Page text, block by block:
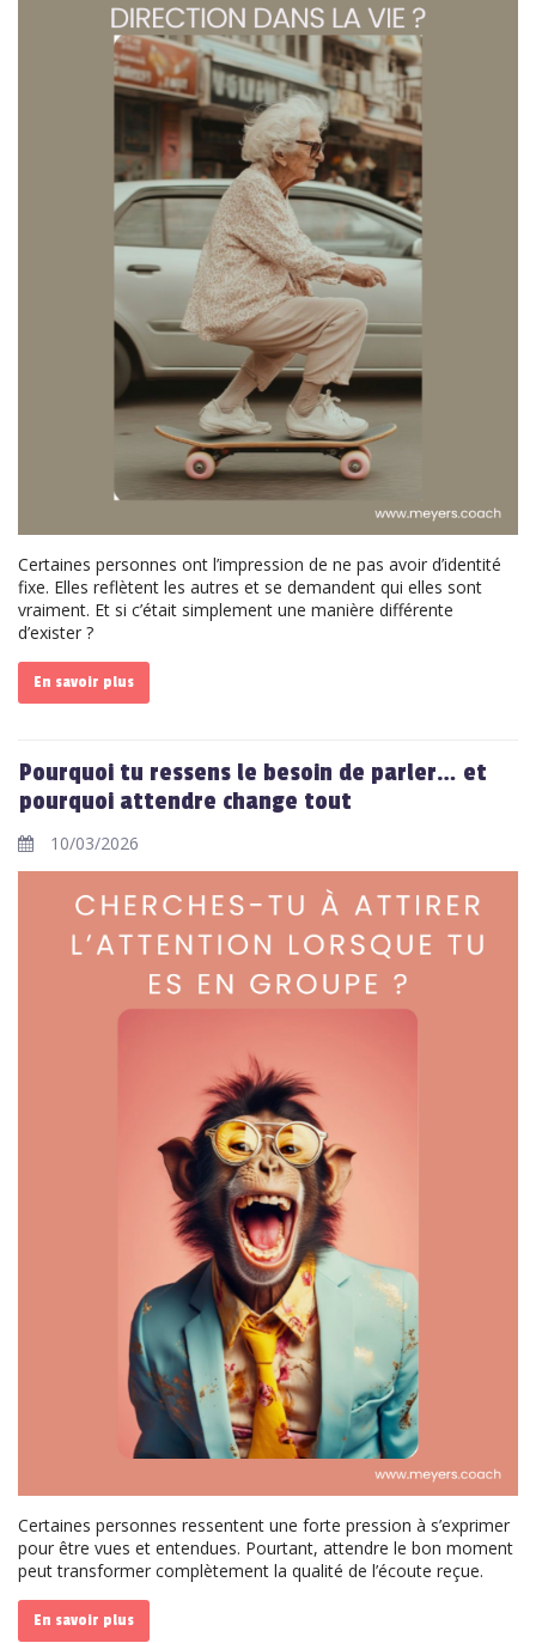
Certaines personnes ont l’impression de ne pas avoir d’identité
fixe. Elles reflètent les autres et se demandent qui elles sont
vraiment. Et si c’était simplement une manière différente
d’exister ?
En savoir plus
Pourquoi tu ressens le besoin de parler… et
pourquoi attendre change tout
10/03/2026
Certaines personnes ressentent une forte pression à s’exprimer
pour être vues et entendues. Pourtant, attendre le bon moment
peut transformer complètement la qualité de l’écoute reçue.
En savoir plus